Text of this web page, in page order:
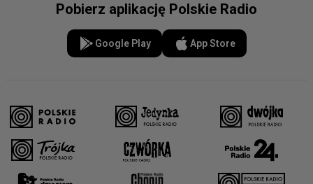
Pobierz aplikację Polskie Radio
Google Play App Store